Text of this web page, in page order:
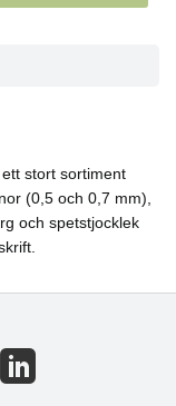
stort sortiment
(0,5 och 0,7 mm),
och spetstjocklek